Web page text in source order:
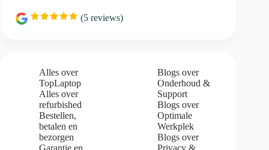
R
(5 reviews)
Alles over
TopLaptop
Alles over
refurbished
Bestellen,
betalen en
bezorgen
Garantie en
Blogs over
Onderhoud &
Support
Blogs over
Optimale
Werkplek
Blogs over
Privacy &